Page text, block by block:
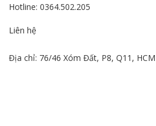
Hotline: 0364.502.205
Liên hệ
Địa chỉ: 76/46 Xóm Đất, P8, Q11, HCM